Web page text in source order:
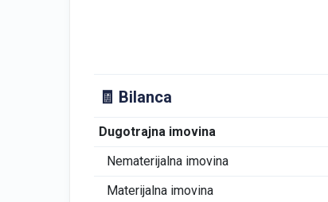
🧾 Bilanca
Dugotrajna imovina
Nematerijalna imovina
Materijalna imovina